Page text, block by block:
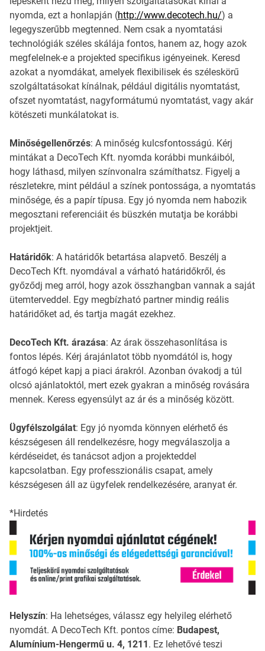
nyomda, ezt a honlapján (http://www.decotech.hu/) a
legegyszerűbb megtenned. Nem csak a nyomtatási
technológiák széles skálája fontos, hanem az, hogy azok
megfelelnek-e a projekted specifikus igényeinek. Keresd
azokat a nyomdákat, amelyek flexibilisek és széleskörű
szolgáltatásokat kínálnak, például digitális nyomtatást,
ofszet nyomtatást, nagyformátumú nyomtatást, vagy akár
kötészeti munkálatokat is.
Minőségellenőrzés: A minőség kulcsfontosságú. Kérj
mintákat a DecoTech Kft. nyomda korábbi munkáiból,
hogy láthasd, milyen színvonalra számíthatsz. Figyelj a
részletekre, mint például a színek pontossága, a nyomtatás
minősége, és a papír típusa. Egy jó nyomda nem habozik
megosztani referenciáit és büszkén mutatja be korábbi
projektjeit.
Határidők: A határidők betartása alapvető. Beszélj a
DecoTech Kft. nyomdával a várható határidőkről, és
győződj meg arról, hogy azok összhangban vannak a saját
ütemterveddel. Egy megbízható partner mindig reális
határidőket ad, és tartja magát ezekhez.
DecoTech Kft. árazása: Az árak összehasonlítása is
fontos lépés. Kérj árajánlatot több nyomdától is, hogy
átfogó képet kapj a piaci árakról. Azonban óvakodj a túl
olcsó ajánlatoktól, mert ezek gyakran a minőség rovására
mennek. Keress egyensúlyt az ár és a minőség között.
Ügyfélszolgálat: Egy jó nyomda könnyen elérhető és
készségesen áll rendelkezésre, hogy megválaszolja a
kérdéseidet, és tanácsot adjon a projekteddel
kapcsolatban. Egy professzionális csapat, amely
készségesen áll az ügyfelek rendelkezésére, aranyat ér.
*Hirdetés
Helyszín: Ha lehetséges, válassz egy helyileg elérhető
nyomdát. A DecoTech Kft. pontos címe: Budapest,
Alumínium-Hengermű u. 4, 1211. Ez lehetővé teszi